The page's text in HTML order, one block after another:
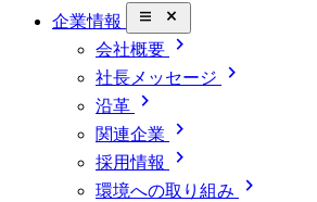
企業情報 close_small
会社概要 chevron_right
社長メッセージ chevron_right
沿革 chevron_right
関連企業 chevron_right
採用情報 chevron_right
環境への取り組み chevron_right